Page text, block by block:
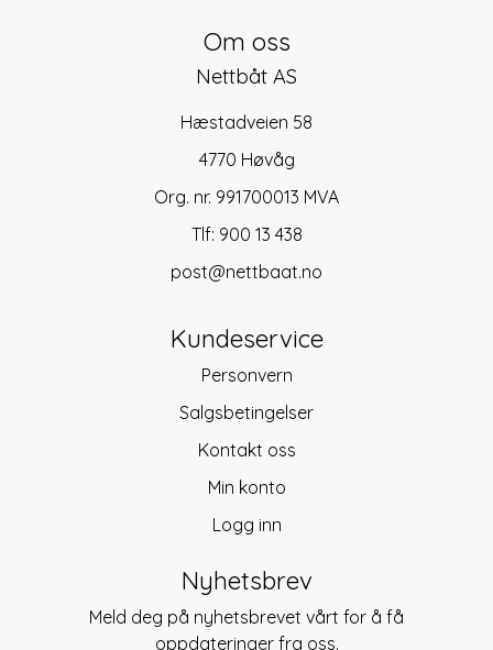
Om oss
Nettbåt AS
Hæstadveien 58
4770 Høvåg
Org. nr. 991700013 MVA
Tlf: 900 13 438
post@nettbaat.no
Kundeservice
Personvern
Salgsbetingelser
Kontakt oss
Min konto
Logg inn
Nyhetsbrev
Meld deg på nyhetsbrevet vårt for å få
oppdateringer fra oss.